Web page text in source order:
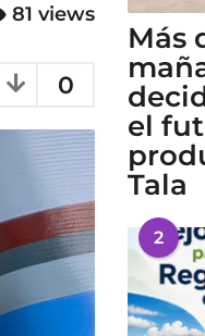
81 views
0
Más
el
Tala
2